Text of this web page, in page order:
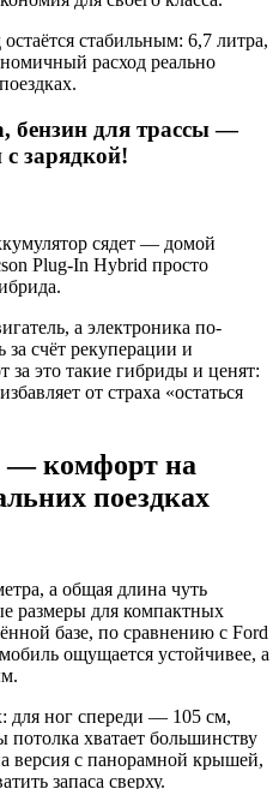
стабильным: 6,7 литра,
расход реально
бензин для трассы —
зарядкой!
сядет — домой
Plug-In Hybrid просто
а электроника по-
счёт рекуперации и
за это такие гибриды и ценят:
от страха «остаться
— комфорт на
поездках
а общая длина чуть
размеры для компактных
базе, по сравнению с Ford
ощущается устойчивее, а
для ног спереди — 105 см,
хватает большинству
версия с панорамной крышей,
запаса сверху.